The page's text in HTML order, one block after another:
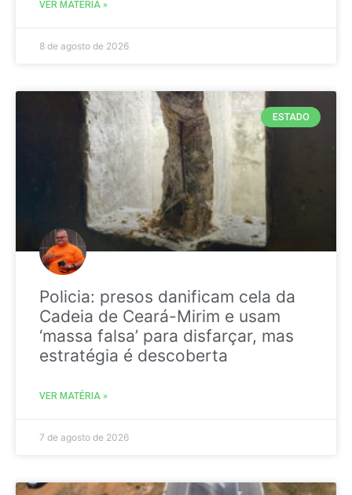
VER MATÉRIA »
8 de agosto de 2026
ESTADO
Policia: presos danificam cela da
Cadeia de Ceará-Mirim e usam
‘massa falsa’ para disfarçar, mas
estratégia é descoberta
VER MATÉRIA »
7 de agosto de 2026